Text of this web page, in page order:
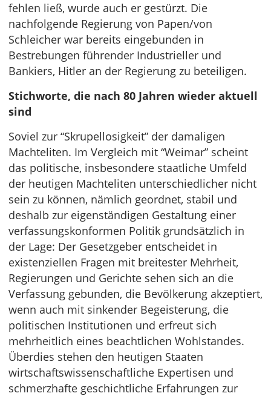
fehlen ließ, wurde auch er gestürzt. Die
nachfolgende Regierung von Papen/von
Schleicher war bereits eingebunden in
Bestrebungen führender Industrieller und
Bankiers, Hitler an der Regierung zu beteiligen.
Stichworte, die nach 80 Jahren wieder aktuell
sind
Soviel zur “Skrupellosigkeit” der damaligen
Machteliten. Im Vergleich mit “Weimar” scheint
das politische, insbesondere staatliche Umfeld
der heutigen Machteliten unterschiedlicher nicht
sein zu können, nämlich geordnet, stabil und
deshalb zur eigenständigen Gestaltung einer
verfassungskonformen Politik grundsätzlich in
der Lage: Der Gesetzgeber entscheidet in
existenziellen Fragen mit breitester Mehrheit,
Regierungen und Gerichte sehen sich an die
Verfassung gebunden, die Bevölkerung akzeptiert,
wenn auch mit sinkender Begeisterung, die
politischen Institutionen und erfreut sich
mehrheitlich eines beachtlichen Wohlstandes.
Überdies stehen den heutigen Staaten
wirtschaftswissenschaftliche Expertisen und
schmerzhafte geschichtliche Erfahrungen zur